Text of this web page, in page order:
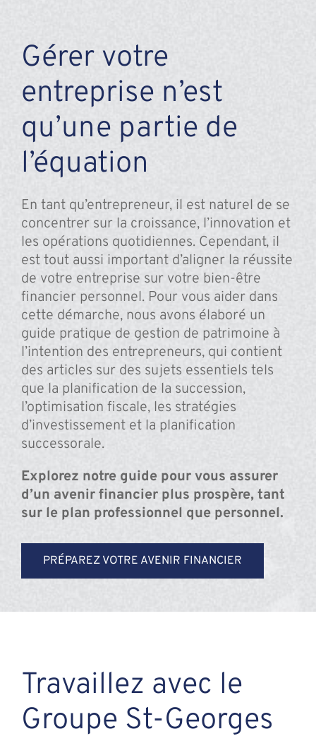
Gérer votre
entreprise n’est
qu’une partie de
l’équation
En tant qu’entrepreneur, il est naturel de se
concentrer sur la croissance, l’innovation et
les opérations quotidiennes. Cependant, il
est tout aussi important d’aligner la réussite
de votre entreprise sur votre bien-être
financier personnel. Pour vous aider dans
cette démarche, nous avons élaboré un
guide pratique de gestion de patrimoine à
l’intention des entrepreneurs, qui contient
des articles sur des sujets essentiels tels
que la planification de la succession,
l’optimisation fiscale, les stratégies
d’investissement et la planification
successorale.
Explorez notre guide pour vous assurer
d’un avenir financier plus prospère, tant
sur le plan professionnel que personnel.
PRÉPAREZ VOTRE AVENIR FINANCIER
Travaillez avec le
Groupe St-Georges